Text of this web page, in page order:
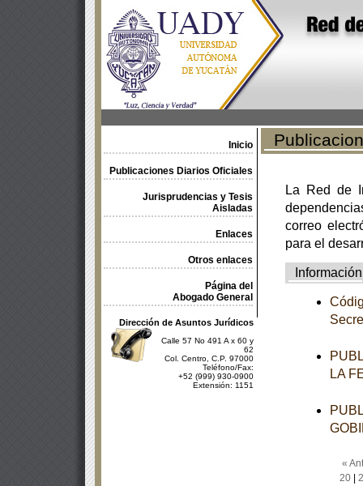
Inicio
Publicaciones Diarios Oficiales
Jurisprudencias y Tesis
Aisladas
Enlaces
Otros enlaces
Página del
Abogado General
Dirección de Asuntos Jurídicos
Calle 57 No 491 A x 60 y
62
Col. Centro, C.P. 97000
Teléfono/Fax:
+52 (999) 930-0900
Extensión: 1151
La Red de
correo
para el
Información
LA
«
20|